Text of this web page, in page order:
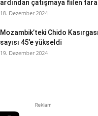
ardından çatışmaya fiilen
18. Dezember 2024
Mozambik’teki Chido
sayısı 45’e yükseldi
19. Dezember 2024
Reklam